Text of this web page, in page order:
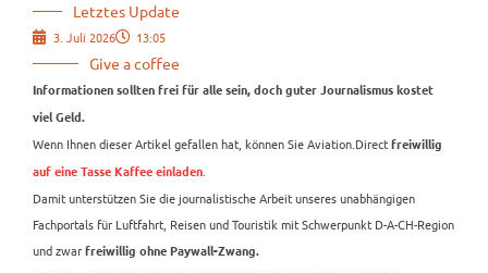
Letztes Update
3. Juli 2026 13:05
Give a coffee
Informationen sollten frei für alle sein, doch guter Journalismus kostet
viel Geld.
Wenn Ihnen dieser Artikel gefallen hat, können Sie Aviation.Direct freiwillig
auf eine Tasse Kaffee einladen
Damit unterstützen Sie die journalistische Arbeit unseres unabhängigen
Fachportals für Luftfahrt, Reisen und Touristik mit Schwerpunkt D-A-CH-Region
und zwar freiwillig ohne Paywall-Zwang.